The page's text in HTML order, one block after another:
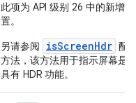
此项为 API 级别 26 中的新增配
置。
另请参阅
isScreenHdr 配
方法，该方法用于指示屏幕是
具有 HDR 功能。